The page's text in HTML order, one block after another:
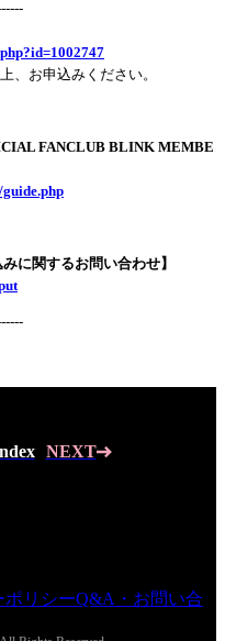
、お申込みください。
FANCLUB BLINK MEMBE
に関するお問い合わせ】
NEXT
ポリシーQ&A・お問い合